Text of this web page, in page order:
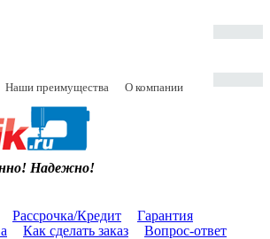
Наши преимущества О компании
Надежно!
Рассрочка/Кредит
Гарантия
Как сделать заказ Вопрос-ответ